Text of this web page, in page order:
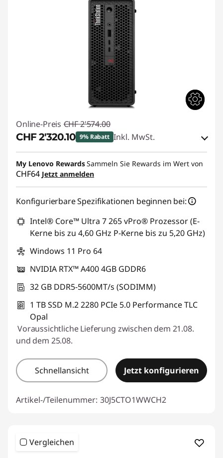
Online-Preis CHF 2'574.00
CHF 2'320.10 9% Rabatt Inkl. MwSt.
eCoupon-Rabatt :-CHF 253.90
eCoupon :SALES
My Lenovo RewardsSammeln Sie Rewards im Wert von
CHF64 Jetzt anmelden
Konfigurierbare Spezifikationen beginnen bei:
Intel® Core™ Ultra 7 265 vPro® Prozessor (E-
Kerne bis zu 4,60 GHz P-Kerne bis zu 5,20 GHz)
Windows 11 Pro 64
NVIDIA RTX™ A400 4GB GDDR6
32 GB DDR5-5600MT/s (SODIMM)
1 TB SSD M.2 2280 PCIe 5.0 Performance TLC
Opal
Voraussichtliche Lieferung zwischen dem 21.08.
und dem 25.08.
Schnellansicht Jetzt konfigurieren
Artikel-/Teilenummer: 30J5CTO1WWCH2
Vergleichen